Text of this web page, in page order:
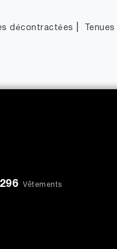
décontractées
296 Vêtements